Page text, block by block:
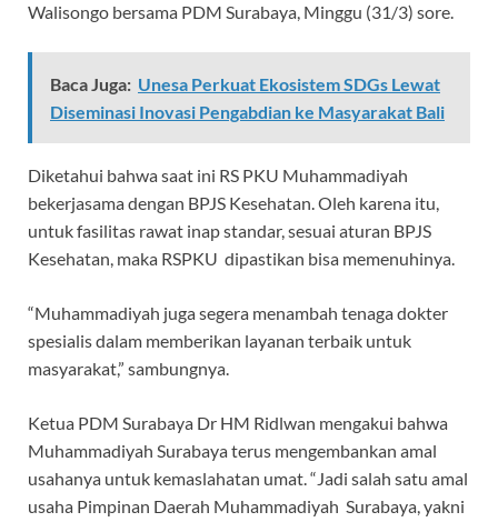
Walisongo bersama PDM Surabaya, Minggu (31/3) sore.
Baca Juga: Unesa Perkuat Ekosistem SDGs Lewat
Diseminasi Inovasi Pengabdian ke Masyarakat Bali
Diketahui bahwa saat ini RS PKU Muhammadiyah
bekerjasama dengan BPJS Kesehatan. Oleh karena itu,
untuk fasilitas rawat inap standar, sesuai aturan BPJS
Kesehatan, maka RSPKU dipastikan bisa memenuhinya.
“Muhammadiyah juga segera menambah tenaga dokter
spesialis dalam memberikan layanan terbaik untuk
masyarakat,” sambungnya.
Ketua PDM Surabaya Dr HM Ridlwan mengakui bahwa
Muhammadiyah Surabaya terus mengembankan amal
usahanya untuk kemaslahatan umat. “Jadi salah satu amal
usaha Pimpinan Daerah Muhammadiyah Surabaya, yakni